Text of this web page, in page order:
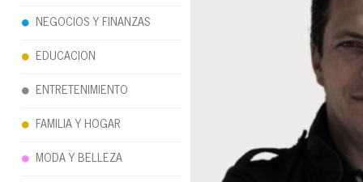
NEGOCIOS Y FINANZAS
EDUCACION
ENTRETENIMIENTO
FAMILIA Y HOGAR
MODA Y BELLEZA